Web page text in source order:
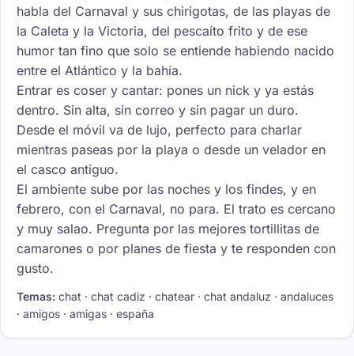
habla del Carnaval y sus chirigotas, de las playas de
la Caleta y la Victoria, del pescaíto frito y de ese
humor tan fino que solo se entiende habiendo nacido
entre el Atlántico y la bahía.
Entrar es coser y cantar: pones un nick y ya estás
dentro. Sin alta, sin correo y sin pagar un duro.
Desde el móvil va de lujo, perfecto para charlar
mientras paseas por la playa o desde un velador en
el casco antiguo.
El ambiente sube por las noches y los findes, y en
febrero, con el Carnaval, no para. El trato es cercano
y muy salao. Pregunta por las mejores tortillitas de
camarones o por planes de fiesta y te responden con
gusto.
Temas: chat · chat cadiz · chatear · chat andaluz · andaluces
· amigos · amigas · españa